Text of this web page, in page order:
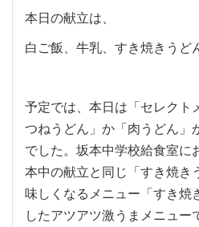
本日の献立は、
白ご飯、牛乳、すき焼きうど
予定では、本日は「セレクト
つねうどん」か「肉うどん」
でした。坂本中学校給食室に
本中の献立と同じ「すき焼き
味しくなるメニュー「すき焼
したアツアツ激うまメニュー